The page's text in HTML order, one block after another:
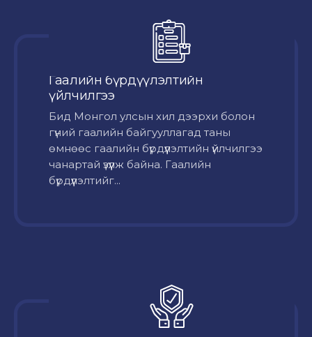
Гаалийн бүрдүүлэлтийн
үйлчилгээ
Бид Монгол улсын хил дээрхи болон
гүний гаалийн байгууллагад таны
өмнөөс гаалийн бүрдүүлэлтийн үйлчилгээ
чанартай үзүүлж байна. Гаалийн
бүрдүүлэлтийг...